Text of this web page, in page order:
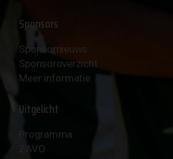
Sponsors
Sponsornieuws
Sponsoroverzicht
Meer informatie
Uitgelicht
Programma
ZAVO